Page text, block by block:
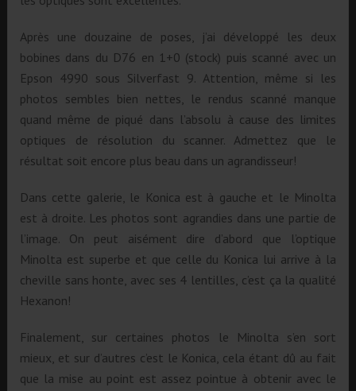
Après une douzaine de poses, j’ai développé les deux
bobines dans du D76 en 1+0 (stock) puis scanné avec un
Epson 4990 sous Silverfast 9. Attention, même si les
photos sembles bien nettes, le rendus scanné manque
quand même de piqué dans l’absolu à cause des limites
optiques de résolution du scanner. Admettez que le
résultat soit encore plus beau dans un agrandisseur!
Dans cette galerie, le Konica est à gauche et le Minolta
est à droite. Les photos sont agrandies dans une partie de
l’image. On peut aisément dire d’abord que l’optique
Minolta est superbe et que celle du Konica lui arrive à la
cheville sans honte, avec ses 4 lentilles, c’est ça la qualité
Hexanon!
Finalement, sur certaines photos le Minolta s’en sort
mieux, et sur d’autres c’est le Konica, cela étant dû au fait
que la mise au point est assez pointue à obtenir avec le